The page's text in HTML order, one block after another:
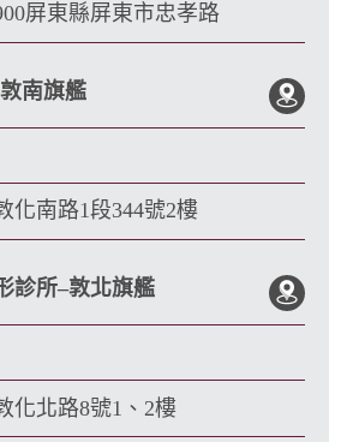
屏東縣屏東市忠孝路
南旗艦
化南路1段344號2樓
診所–敦北旗艦
化北路8號1、2樓